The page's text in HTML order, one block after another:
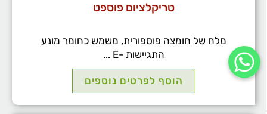
טריקלציום פוספט
מלח של חומצה פוספורית, משמש כחומר מונע
התגיישות -E ...
הוסף לפרטים נוספים